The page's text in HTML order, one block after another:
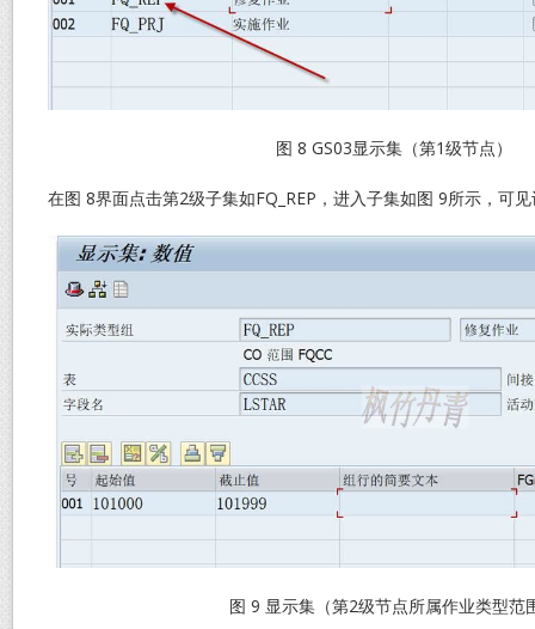
图 8 GS03显示集（第1级节点）
在图 8界面点击第2级子集如FQ_REP，进入子集如图 9所示，可
图 9 显示集（第2级节点所属作业类型范